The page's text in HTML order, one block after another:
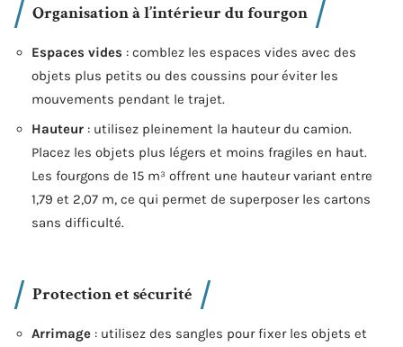
Organisation à l’intérieur du fourgon
Espaces vides : comblez les espaces vides avec des
objets plus petits ou des coussins pour éviter les
mouvements pendant le trajet.
Hauteur : utilisez pleinement la hauteur du camion.
Placez les objets plus légers et moins fragiles en haut.
Les fourgons de 15 m³ offrent une hauteur variant entre
1,79 et 2,07 m, ce qui permet de superposer les cartons
sans difficulté.
Protection et sécurité
Arrimage : utilisez des sangles pour fixer les objets et